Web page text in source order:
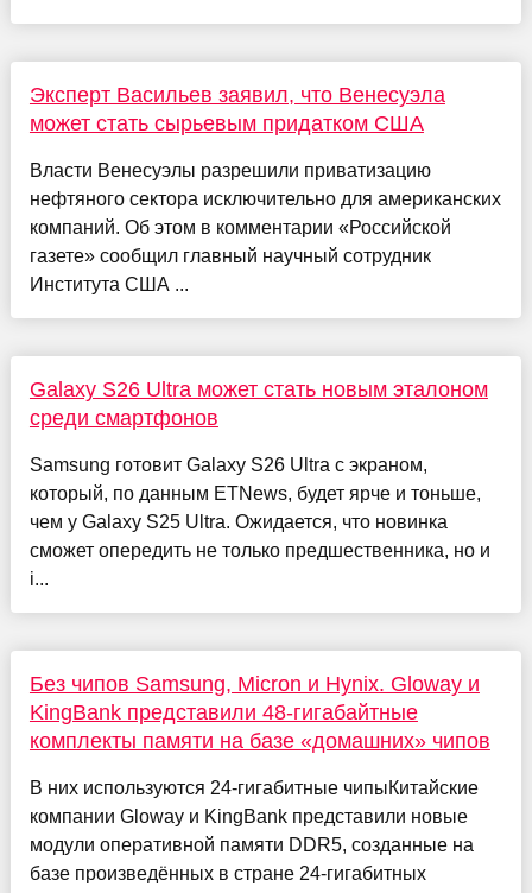
Эксперт Васильев заявил, что Венесуэла
может стать сырьевым придатком США
Власти Венесуэлы разрешили приватизацию
нефтяного сектора исключительно для американских
компаний. Об этом в комментарии «Российской
газете» сообщил главный научный сотрудник
Института США ...
Galaxy S26 Ultra может стать новым эталоном
среди смартфонов
Samsung готовит Galaxy S26 Ultra с экраном,
который, по данным ETNews, будет ярче и тоньше,
чем у Galaxy S25 Ultra. Ожидается, что новинка
сможет опередить не только предшественника, но и
i...
Без чипов Samsung, Micron и Hynix. Gloway и
KingBank представили 48-гигабайтные
комплекты памяти на базе «домашних» чипов
В них используются 24-гигабитные чипыКитайские
компании Gloway и KingBank представили новые
модули оперативной памяти DDR5, созданные на
базе произведённых в стране 24-гигабитных